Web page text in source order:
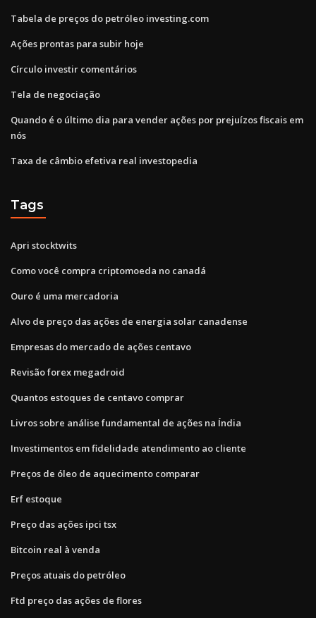
Tabela de preços do petróleo investing.com
Ações prontas para subir hoje
Círculo investir comentários
Tela de negociação
Quando é o último dia para vender ações por prejuízos fiscais em
nós
Taxa de câmbio efetiva real investopedia
Tags
Apri stocktwits
Como você compra criptomoeda no canadá
Ouro é uma mercadoria
Alvo de preço das ações de energia solar canadense
Empresas do mercado de ações centavo
Revisão forex megadroid
Quantos estoques de centavo comprar
Livros sobre análise fundamental de ações na Índia
Investimentos em fidelidade atendimento ao cliente
Preços de óleo de aquecimento comparar
Erf estoque
Preço das ações ipci tsx
Bitcoin real à venda
Preços atuais do petróleo
Ftd preço das ações de flores